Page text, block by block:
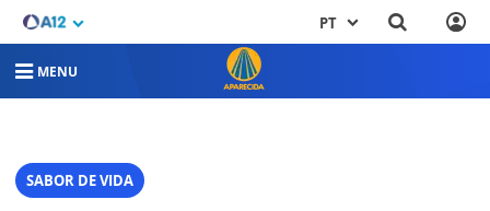
PT
MENU
SABOR DE VIDA